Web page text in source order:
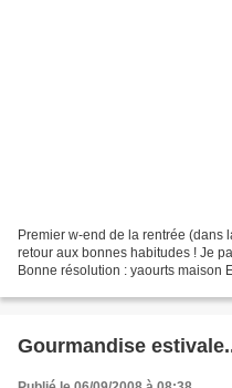
Premier w-end de la rentrée (dans
retour aux bonnes habitudes ! Je
Bonne résolution : yaourts maison
Gourmandise